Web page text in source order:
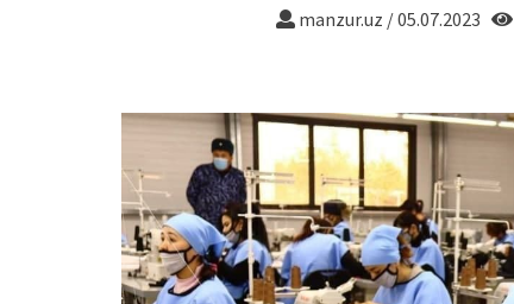
manzur.uz /05.07.2023